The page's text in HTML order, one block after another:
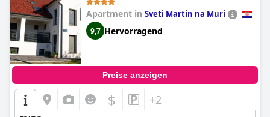
Apartment in Sveti Martin na Muri
9,7 Hervorragend
Preise anzeigen
$ +2